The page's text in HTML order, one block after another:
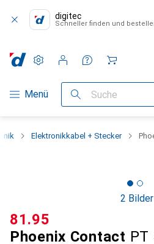
digitec
Schneller finden und
Navigation nach Kategorien
Menü Suche
Einstellungen
Kundenkonto
Vergleichslisten
Merklisten
Warenkorb
Elektronikkabel + Stecker
2 Bilder
Phoenix Contact PT
CHF
81.95